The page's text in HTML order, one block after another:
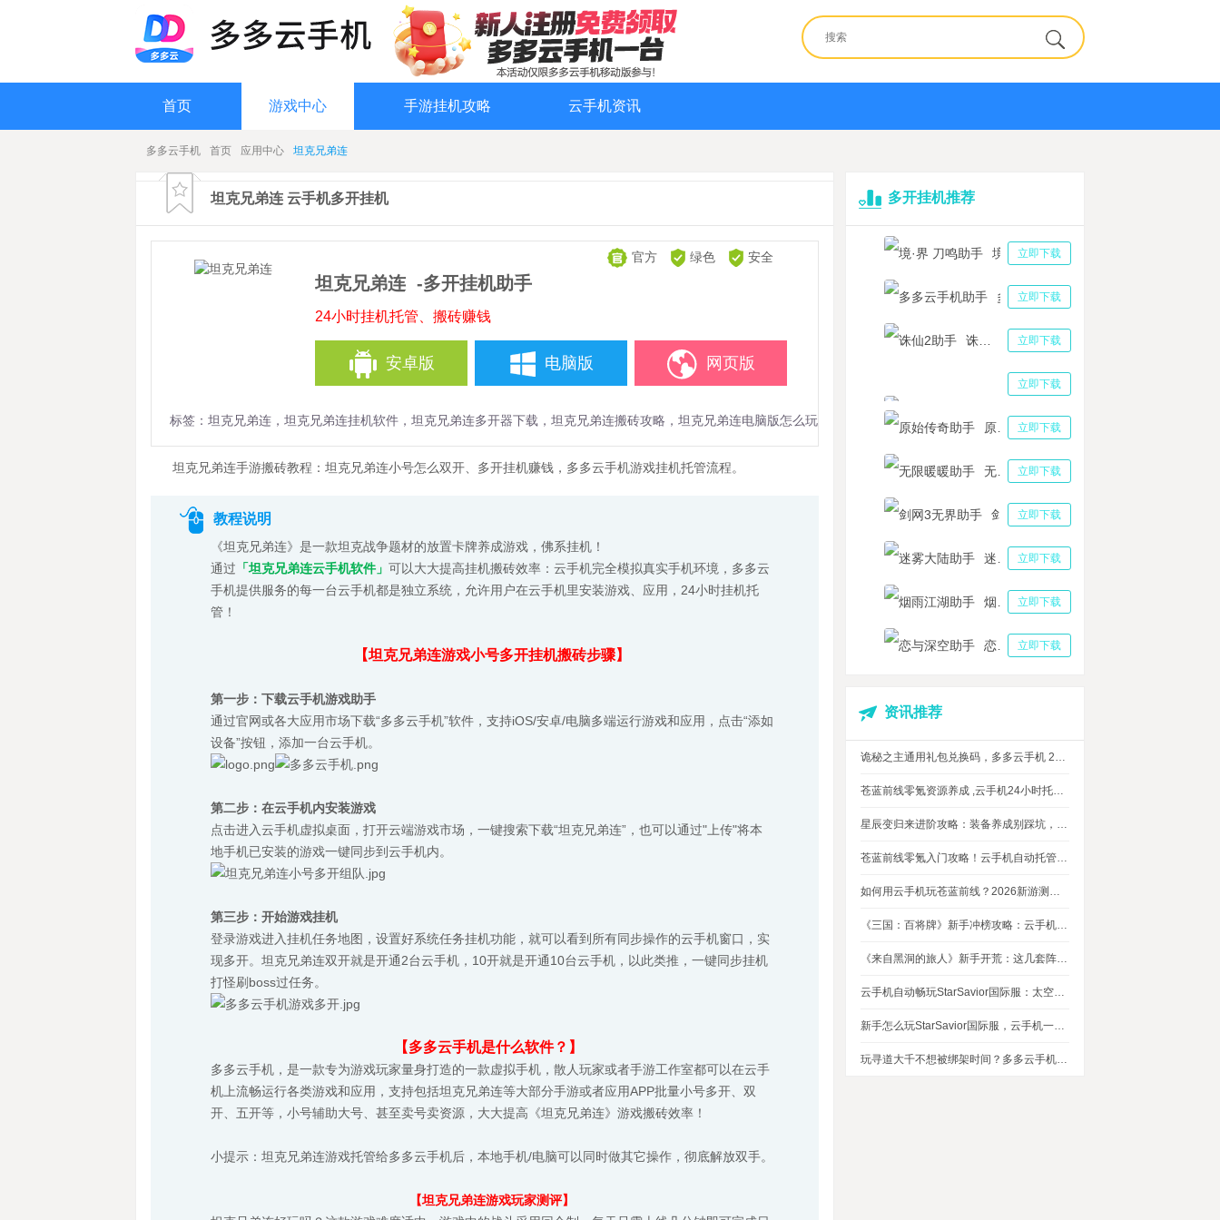
首页 游戏中心 手游挂机攻略 云手机资讯
多多云手机 首页 应用中心 坦克兄弟连
坦克兄弟连 云手机多开挂机
坦克兄弟连 -多开挂机助手
24小时挂机托管、搬砖赚钱
官方 绿色 安全
安卓版 电脑版 网页版
标签：坦克兄弟连，坦克兄弟连挂机软件，坦克兄弟连多开器下载，坦克兄弟连搬砖攻略，坦克兄弟连电脑版怎么玩
坦克兄弟连手游搬砖教程：坦克兄弟连小号怎么双开、多开挂机赚钱，多多云手机游戏挂机托管流程。
教程说明
《坦克兄弟连》是一款坦克战争题材的放置卡牌养成游戏，佛系挂机！
通过 「坦克兄弟连云手机软件」 可以大大提高挂机搬砖效率：云手机完全模拟真实手机环境，多多云
手机提供服务的每一台云手机都是独立系统，允许用户在云手机里安装游戏、应用，24小时挂机托
管！
【坦克兄弟连游戏小号多开挂机搬砖步骤】
第一步：下载云手机游戏助手
通过官网或各大应用市场下载“多多云手机”软件，支持iOS/安卓/电脑多端运行游戏和应用，点击“添如
设备”按钮，添加一台云手机。
第二步：在云手机内安装游戏
点击进入云手机虚拟桌面，打开云端游戏市场，一键搜索下载“坦克兄弟连”，也可以通过"上传"将本
地手机已安装的游戏一键同步到云手机内。
第三步：开始游戏挂机
登录游戏进入挂机任务地图，设置好系统任务挂机功能，就可以看到所有同步操作的云手机窗口，实
现多开。坦克兄弟连双开就是开通2台云手机，10开就是开通10台云手机，以此类推，一键同步挂机
打怪刷boss过任务。
【多多云手机是什么软件？】
多多云手机，是一款专为游戏玩家量身打造的一款虚拟手机，散人玩家或者手游工作室都可以在云手
机上流畅运行各类游戏和应用，支持包括坦克兄弟连等大部分手游或者应用APP批量小号多开、双
开、五开等，小号辅助大号、甚至卖号卖资源，大大提高《坦克兄弟连》游戏搬砖效率！
小提示：坦克兄弟连游戏托管给多多云手机后，本地手机/电脑可以同时做其它操作，彻底解放双手。
【坦克兄弟连游戏玩家测评】
多开挂机推荐
立即下载
立即下载
多多云手机助手
立即下载
立即下载
三国志战略版助手
立即下载
立即下载
立即下载
立即下载
立即下载
立即下载
资讯推荐
诡秘之主通用礼包兑换码，多多云手机 24 小时挂机攻略
苍蓝前线零氪资源养成 ,云手机24小时托管，上班自动肝资源
星辰变归来进阶攻略：装备养成别踩坑，这几个技巧让你省下80%资源
苍蓝前线零氪入门攻略！云手机自动托管，24小时自动刷资源不掉队
如何用云手机玩苍蓝前线？2026新游测评，新手入坑玩法指南
《三国：百将牌》新手冲榜攻略：云手机多开挂机，轻松拿捏牌局优势
《来自黑洞的旅人》新手开荒：这几套阵容，实测好用
云手机自动畅玩StarSavior国际服：太空星战到底值不值得入坑
新手怎么玩StarSavior国际服，云手机一键搞定
玩寻道大千不想被绑架时间？多多云手机帮我自动挂机平衡游戏和生活